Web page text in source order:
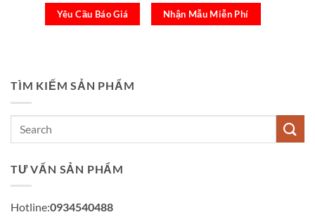
Yêu Cầu Báo Giá Nhận Mẫu Miễn Phí
TÌM KIẾM SẢN PHẨM
TƯ VẤN SẢN PHẨM
Hotline:0934540488